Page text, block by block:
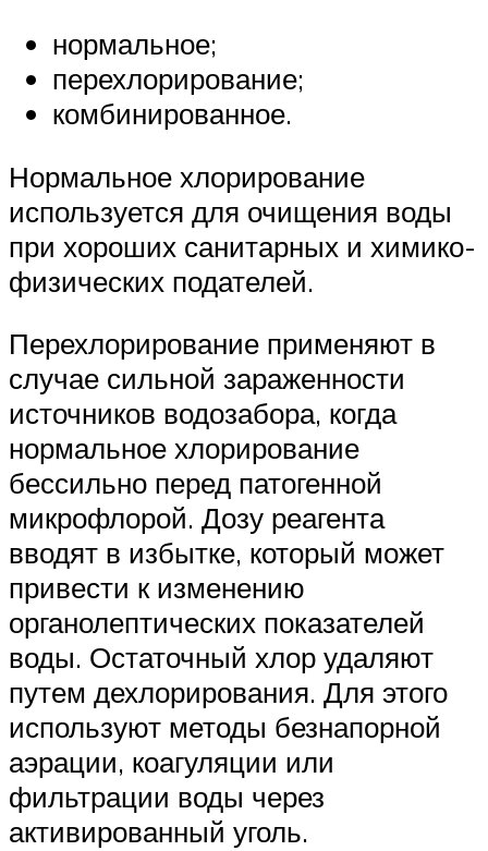
нормальное;
перехлорирование;
комбинированное.
Нормальное хлорирование
используется для очищения воды
при хороших санитарных и химико-
физических подателей.
Перехлорирование применяют в
случае сильной зараженности
источников водозабора, когда
нормальное хлорирование
бессильно перед патогенной
микрофлорой. Дозу реагента
вводят в избытке, который может
привести к изменению
органолептических показателей
воды. Остаточный хлор удаляют
путем дехлорирования. Для этого
используют методы безнапорной
аэрации, коагуляции или
фильтрации воды через
активированный уголь.